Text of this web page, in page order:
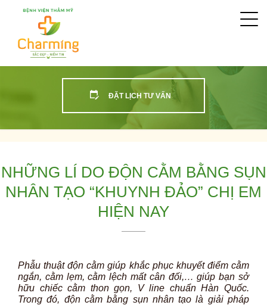
ĐẶT LỊCH TƯ VẤN
NHỮNG LÍ DO ĐỘN CẰM BẰNG SỤN
NHÂN TẠO “KHUYNH ĐẢO” CHỊ EM
HIỆN NAY
Phẫu thuật độn cằm giúp khắc phục khuyết điểm cằm
ngắn, cằm lẹm, cằm lệch mất cân đối,… giúp bạn sở
hữu chiếc cằm thon gọn, V line chuẩn Hàn Quốc.
Trong đó, độn cằm bằng sụn nhân tạo là giải pháp